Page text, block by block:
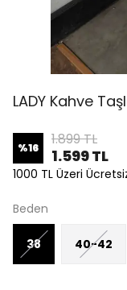
LADY Kahve
%16 1.899 TL
1.599 TL
1000 TL Üzeri
Beden
38 40-42